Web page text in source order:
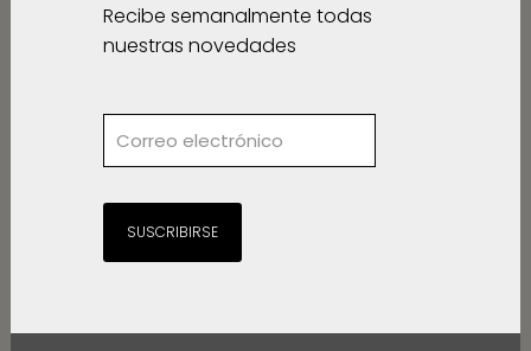
Recibe semanalmente todas
nuestras novedades
SUSCRIBIRSE